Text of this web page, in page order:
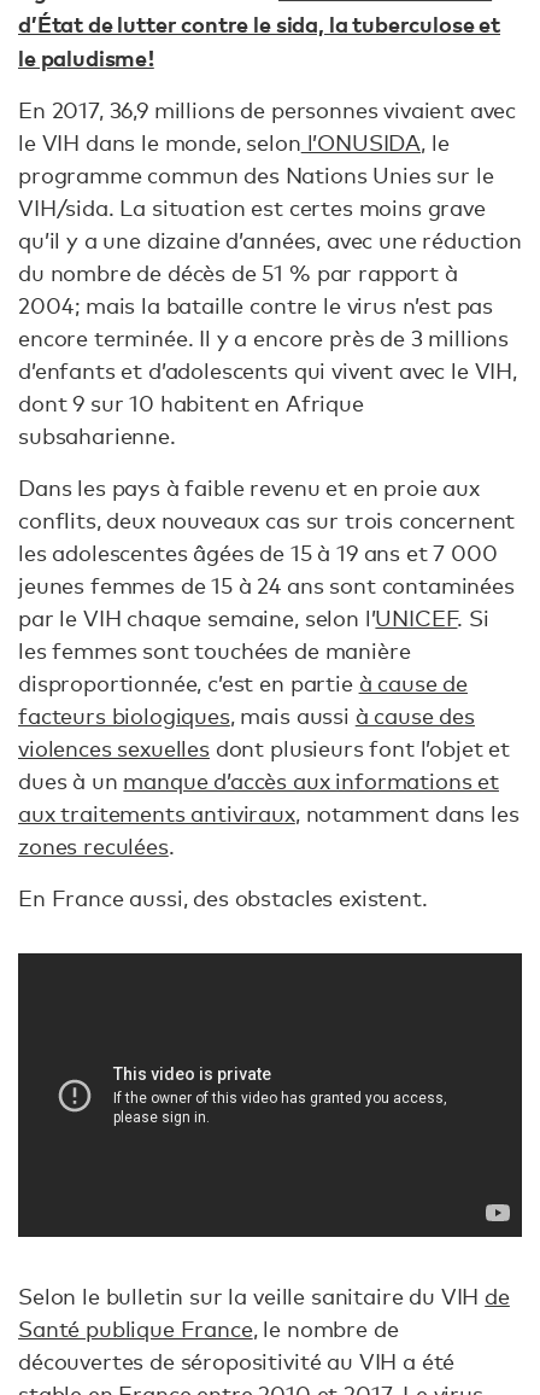
d’État de lutter contre le sida, la tuberculose et
le paludisme !
En 2017, 36,9 millions de personnes vivaient avec
le VIH dans le monde, selon l’ONUSIDA, le
programme commun des Nations Unies sur le
VIH/sida. La situation est certes moins grave
qu’il y a une dizaine d’années, avec une réduction
du nombre de décès de 51 % par rapport à
2004 ; mais la bataille contre le virus n’est pas
encore terminée. Il y a encore près de 3 millions
d’enfants et d’adolescents qui vivent avec le VIH,
dont 9 sur 10 habitent en Afrique
subsaharienne.
Dans les pays à faible revenu et en proie aux
conflits, deux nouveaux cas sur trois concernent
les adolescentes âgées de 15 à 19 ans et 7 000
jeunes femmes de 15 à 24 ans sont contaminées
par le VIH chaque semaine, selon l’UNICEF. Si
les femmes sont touchées de manière
disproportionnée, c’est en partie à cause de
facteurs biologiques, mais aussi à cause des
violences sexuellesdont plusieurs font l’objet et
dues à un manque d’accès aux informations et
aux traitements antiviraux, notamment dans les
zones reculées.
En France aussi, des obstacles existent.
Selon le bulletin sur la veille sanitaire du VIH de
Santé publique France, le nombre de
découvertes de séropositivité au VIH a été